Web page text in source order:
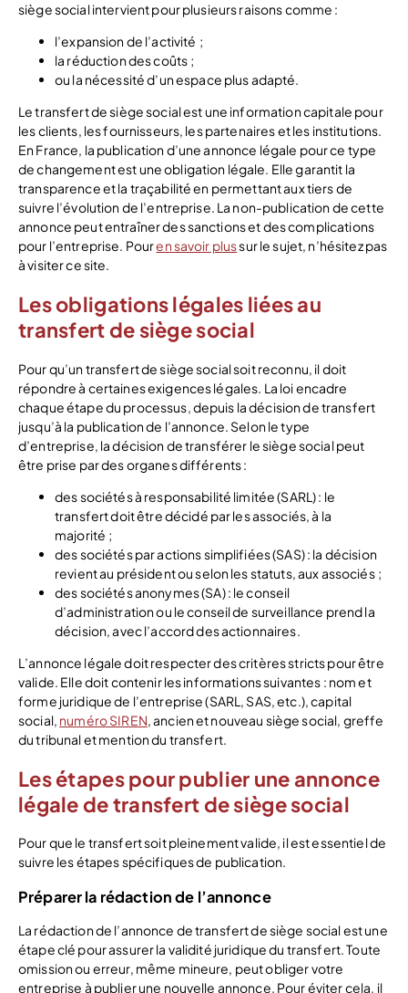
siège social intervient pour plusieurs raisons comme :
l’expansion de l’activité ;
la réduction des coûts ;
ou la nécessité d’un espace plus adapté.
Le transfert de siège social est une information capitale pour
les clients, les fournisseurs, les partenaires et les institutions.
En France, la publication d’une annonce légale pour ce type
de changement est une obligation légale. Elle garantit la
transparence et la traçabilité en permettant aux tiers de
suivre l’évolution de l’entreprise. La non-publication de cette
annonce peut entraîner des sanctions et des complications
pour l’entreprise. Pouren savoir plussur le sujet, n’hésitez pas
à visiter ce site.
Les obligations légales liées au
transfert de siège social
Pour qu’un transfert de siège social soit reconnu, il doit
répondre à certaines exigences légales. La loi encadre
chaque étape du processus, depuis la décision de transfert
jusqu’à la publication de l’annonce. Selon le type
d’entreprise, la décision de transférer le siège social peut
être prise par des organes différents :
des sociétés à responsabilité limitée (SARL) : le
transfert doit être décidé par les associés, à la
majorité ;
des sociétés par actions simplifiées (SAS) : la décision
revient au président ou selon les statuts, aux associés ;
des sociétés anonymes (SA) : le conseil
d’administration ou le conseil de surveillance prend la
décision, avec l’accord des actionnaires.
L’annonce légale doit respecter des critères stricts pour être
valide. Elle doit contenir les informations suivantes : nom et
forme juridique de l’entreprise (SARL, SAS, etc.), capital
social, numéro SIREN, ancien et nouveau siège social, greffe
du tribunal et mention du transfert.
Les étapes pour publier une annonce
légale de transfert de siège social
Pour que le transfert soit pleinement valide, il est essentiel de
suivre les étapes spécifiques de publication.
Préparer la rédaction de l’annonce
La rédaction de l’annonce de transfert de siège social est une
étape clé pour assurer la validité juridique du transfert. Toute
omission ou erreur, même mineure, peut obliger votre
entreprise à publier une nouvelle annonce. Pour éviter cela, il